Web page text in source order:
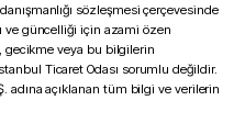
sözleşmesi çerçevesinde
ve güncelliği için azami özen
gecikme veya bu bilgilerin
Ticaret Odası sorumlu değildir.
adına açıklanan tüm bilgi ve verilerin